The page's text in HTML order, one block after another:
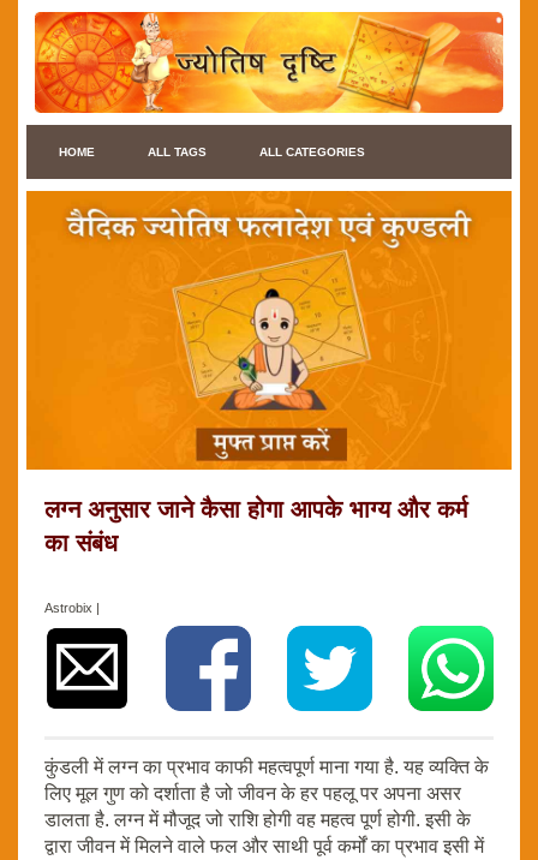
HOME ALL TAGS ALL CATEGORIES
लग्न अनुसार जाने कैसा होगा आपके भाग्य और कर्म
का संबंध
Astrobix |
कुंडली में लग्न का प्रभाव काफी महत्वपूर्ण माना गया है. यह व्यक्ति के
लिए मूल गुण को दर्शाता है जो जीवन के हर पहलू पर अपना असर
डालता है. लग्न में मौजूद जो राशि होगी वह महत्व पूर्ण होगी. इसी के
द्वारा जीवन में मिलने वाले फल और साथी पूर्व कर्मों का प्रभाव इसी में